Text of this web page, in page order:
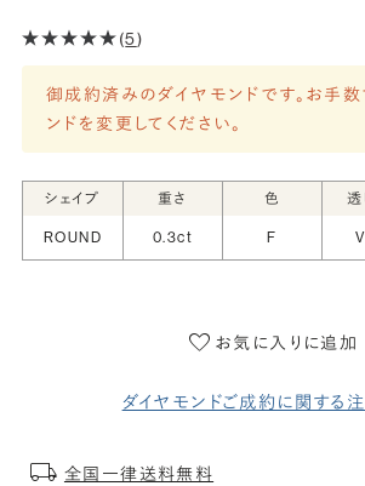
(5)
御成約済みのダイヤモンドです。お手
ンドを変更してください。
シェイプ 重さ 色
ROUND 0.3ct F
お気に入りに追加
ダイヤモンドご成約に関する
全国一律送料無料